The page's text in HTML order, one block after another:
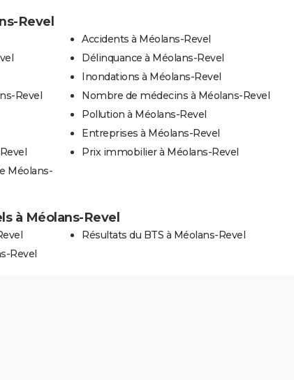
Revel
Revel
Méolans-
Accidents à Méolans-Revel
Délinquance à Méolans-Revel
Inondations à Méolans-Revel
Nombre de médecins à Méolans-Revel
Pollution à Méolans-Revel
Entreprises à Méolans-Revel
Prix immobilier à Méolans-Revel
à Méolans-Revel
Revel
Résultats du BTS à Méolans-Revel